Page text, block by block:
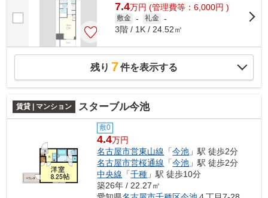
7.4万円 (管理費等：6,000円 )
敷金 - 礼金 -
3階 / 1K / 24.52㎡
残り 7件を表示する
賃貸 | マンション スターブル今池
敷0
4.4万円
名古屋市営東山線 「今池 」駅 徒歩2分
名古屋市営桜通線 「今池 」駅 徒歩2分
中央線 「千種 」駅 徒歩10分
築26年 / 22.27㎡